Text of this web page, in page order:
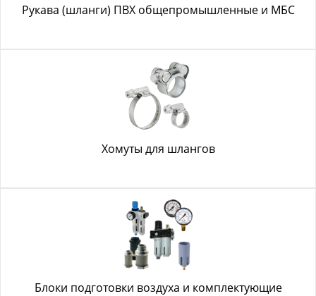
Рукава (шланги) ПВХ общепромышленные и МБС
Хомуты для шлангов
Блоки подготовки воздуха и комплектующие